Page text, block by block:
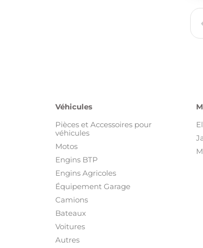
Véhicules
Pièces et Accessoires pour
véhicules
Motos
Engins BTP
Engins Agricoles
Équipement Garage
Camions
Bateaux
Voitures
Autres